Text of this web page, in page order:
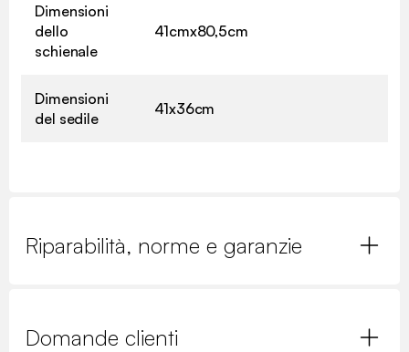
Dimensioni
dello
schienale
41cmx80,5cm
Dimensioni
del sedile
41x36cm
Riparabilità, norme e garanzie
Domande clienti